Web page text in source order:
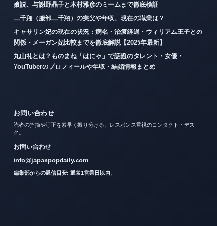
娘説、与謝野晶子と木村雅彦のミームまで徹底検証
二千翔（服部二千翔）の実父や年収、現在の職業は？
キャサリン妃の現在の状況：病名・治療経過・ウィリアム王子との
関係・メーガン妃比較までを徹底解説【2025年最新】
丸山礼とは？ものまね「はにゃ」で話題のタレント・女優・
YouTuberのプロフィールや年収・結婚情報まとめ
お問い合わせ
読者の指摘や訂正を素早く振り分ける、レスポンス重視のコンタクト・デス
ク。
お問い合わせ
info@japanpopdaily.com
編集部からの返信目安: 通常1営業日以内。